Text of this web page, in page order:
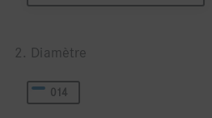
2. Diamètre
014